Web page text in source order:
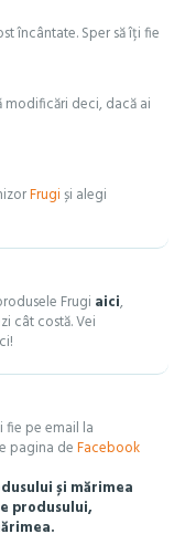
încântate. Sper să îți fie
deci, dacă ai
Frugiși alegi
Frugi aici,
cât costă. Vei
fie pe email la
pagina deFacebook
și mărimea
produsului,